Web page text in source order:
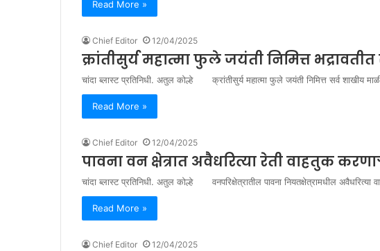
Read More »
Chief Editor 12/04/2025
क्रांतीसुर्य महात्मा फुले जयंती निमित्त
चांदा ब्लास्ट प्रतिनिधी. अतुल कोल्हे क्रांतीसुर्य महात्मा फुले जयंती निमित्त सर्व शाखीय
Read More »
Chief Editor 12/04/2025
पावना वन क्षेत्रात अवैधरित्या रेती वाहतुक
चांदा ब्लास्ट प्रतिनिधी. अतुल कोल्हे वनपरिक्षेत्रातील पावना नियतक्षेत्रामधील
Read More »
Chief Editor 12/04/2025